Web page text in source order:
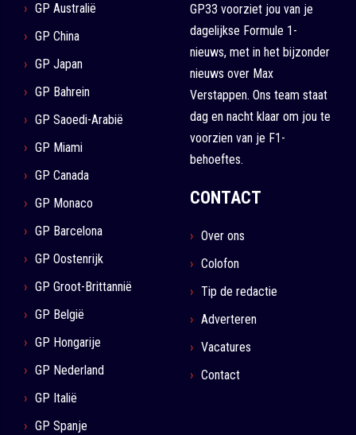
GP Australië
GP China
GP Japan
GP Bahrein
GP Saoedi-Arabië
GP Miami
GP Canada
GP Monaco
GP Barcelona
GP Oostenrijk
GP Groot-Brittannië
GP België
GP Hongarije
GP Nederland
GP Italië
GP Spanje
GP33 voorziet jou van je
dagelijkse Formule 1-
nieuws, met in het bijzonder
nieuws over Max
Verstappen. Ons team staat
dag en nacht klaar om jou te
voorzien van je F1-
behoeftes.
CONTACT
Over ons
Colofon
Tip de redactie
Adverteren
Vacatures
Contact